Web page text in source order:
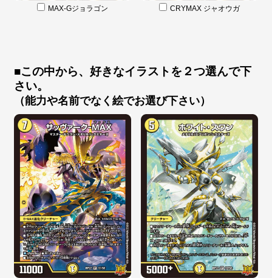
MAX-Gジョラゴン CRYMAX ジャオウガ
■この中から、好きなイラストを２つ選んで下
さい。
（能力や名前でなく絵でお選び下さい）